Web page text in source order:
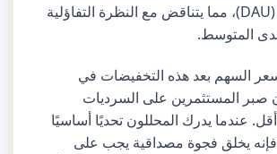
النشطين يوميًا (DAU)، مما يتناقض مع النظرة التفاؤلية
المتوسط.
السهم بعد هذه التخفيضات في
صبر المستثمرين على السرديات
أقل. عندما يدرك المحللون تحديًا أساسيًا
فإنه يخلق فجوة مصداقية يجب على